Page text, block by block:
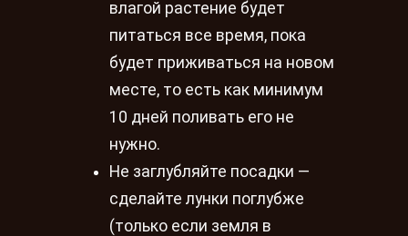
влагой растение будет
питаться все время, пока
будет приживаться на новом
месте, то есть как минимум
10 дней поливать его не
нужно.
Не заглубляйте посадки —
сделайте лунки поглубже
(только если земля в